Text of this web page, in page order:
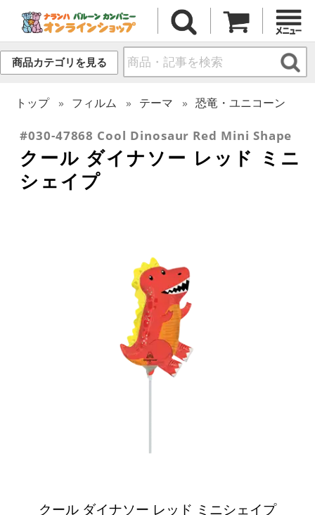
商品カテゴリを見る
トップ フィルム テーマ 恐竜・ユニコーン
#030-47868 Cool Dinosaur Red Mini Shape
クール ダイナソー レッド ミニ
シェイプ
クール ダイナソー レッド ミニシェイプ